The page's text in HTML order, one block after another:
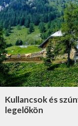
Kullancsok és
legelőkön